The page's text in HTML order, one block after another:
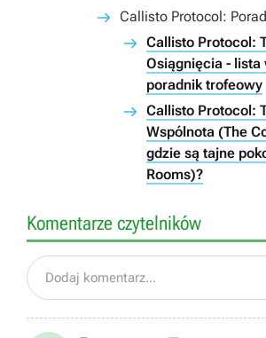
Callisto Protocol:
Callisto Protocol:
Osiągnięcia - lista
poradnik trofeowy
Callisto Protocol:
Wspólnota (The
gdzie są tajne
Rooms)?
Komentarze czytelników
Dodaj komentarz...